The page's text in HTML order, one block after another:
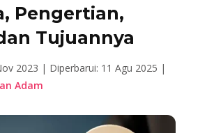
Pengertian,
Tujuannya
2023 | Diperbarui: 11 Agu 2025 |
Adam